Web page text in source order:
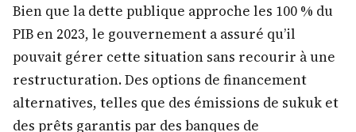
Bien que la dette publique approche les 100 % du
PIB en 2023, le gouvernement a assuré qu’il
pouvait gérer cette situation sans recourir à une
restructuration. Des options de financement
alternatives, telles que des émissions de sukuk et
des prêts garantis par des banques de